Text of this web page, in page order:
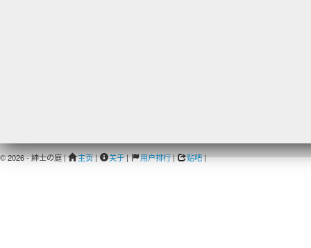
© 2026 - 紳士の庭 | 主页| 关于| 用户排行| 贴吧|